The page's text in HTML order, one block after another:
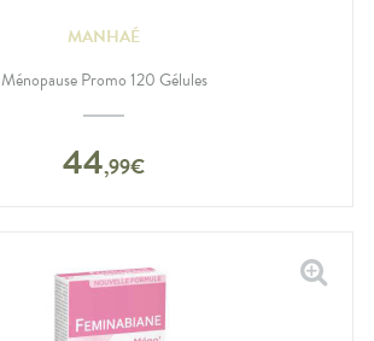
MANHAÉ
Ménopause Promo 120 Gélules
44,99€